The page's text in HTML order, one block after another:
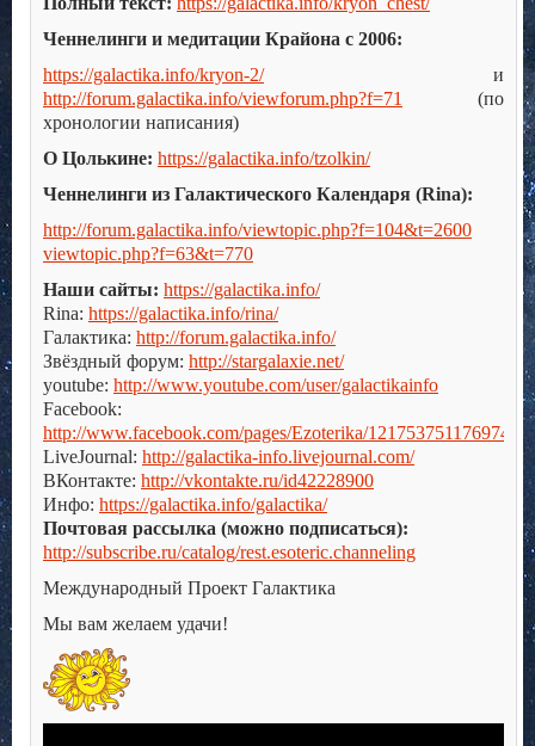
Ченнелинги и медитации Крайона с 2006:
https://galactika.info/kryon-2/и
http://forum.galactika.info/viewforum.php?f=71
(по
хронологии написания)
О Цолькине: https://galactika.info/tzolkin/
Ченнелинги из Галактического Календаря (Rina):
http://forum.galactika.info/viewtopic.php?f=104&t=2600
viewtopic.php?f=63&t=770
Наши сайты: https://galactika.info/
Rina: https://galactika.info/rina/
Галактика: http://forum.galactika.info/
Звёздный форум: http://stargalaxie.net/
youtube: http://www.youtube.com/user/galactikainfo
Facebook:
http://www.facebook.com/pages/Ezoterika/121753751176974
LiveJournal: http://galactika-info.livejournal.com/
ВКонтакте: http://vkontakte.ru/id42228900
Инфо: https://galactika.info/galactika/
Почтовая рассылка (можно подписаться):
http://subscribe.ru/catalog/rest.esoteric.channeling
Международный Проект Галактика
Мы вам желаем удачи!